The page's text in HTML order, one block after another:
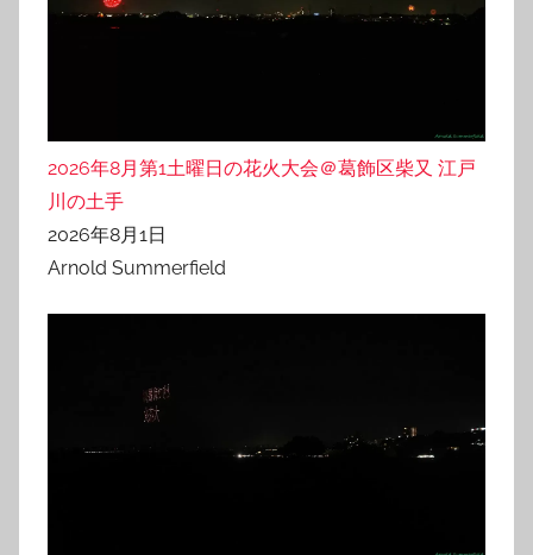
2026年8月第1土曜日の花火大会＠葛飾区柴又 江戸
川の土手
2026年8月1日
Arnold Summerfield